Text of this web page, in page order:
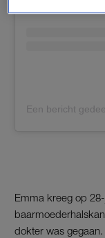
Emma kreeg op
dokter was